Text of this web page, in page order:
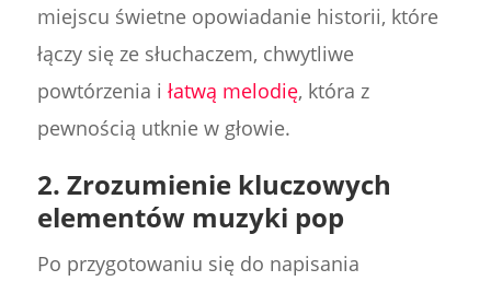
miejscu świetne opowiadanie historii, które
łączy się ze słuchaczem, chwytliwe
powtórzenia i łatwą melodię, która z
pewnością utknie w głowie.
2. Zrozumienie kluczowych
elementów muzyki pop
Po przygotowaniu się do napisania